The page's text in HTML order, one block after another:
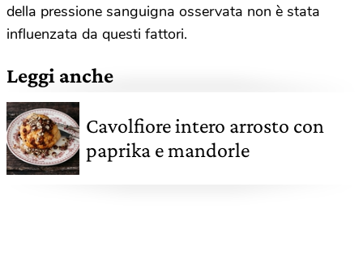
della pressione sanguigna osservata non è stata
influenzata da questi fattori.
Leggi anche
Cavolfiore intero arrosto con
paprika e mandorle